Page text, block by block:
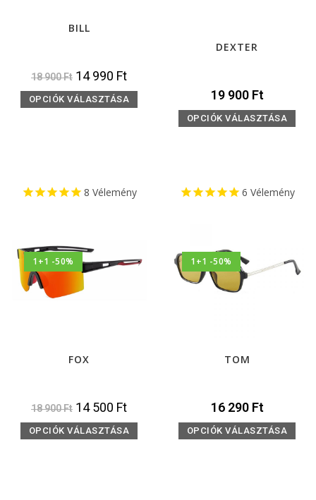
BILL
18 900Ft 14 990 Ft
OPCIÓK VÁLASZTÁSA
DEXTER
19 900 Ft
OPCIÓK VÁLASZTÁSA
8 Vélemény
1+1 -50%
FOX
18 900Ft 14 500 Ft
OPCIÓK VÁLASZTÁSA
6 Vélemény
1+1 -50%
TOM
16 290 Ft
OPCIÓK VÁLASZTÁSA